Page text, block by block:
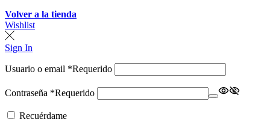
Volver a la tienda
Wishlist
Sign In
Usuario o email *Requerido
Contraseña *Requerido
Recuérdame